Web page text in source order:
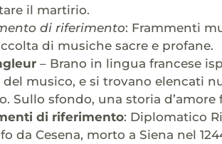
il martirio.
di riferimento: Frammenti
di musiche sacre e profane.
– Brano in lingua francese
del musico, e si trovano elencati
Sullo sfondo, una storia
di riferimento: Diplomatico
da Cesena, morto a Siena nel